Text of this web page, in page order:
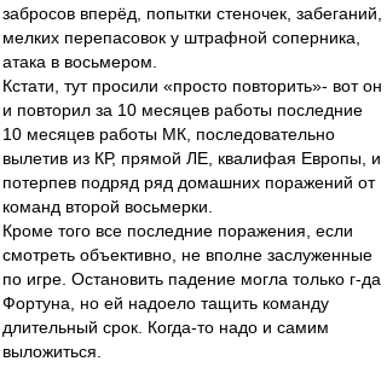
забросов вперёд, попытки стеночек, забеганий,
мелких перепасовок у штрафной соперника,
атака в восьмером.
Кстати, тут просили «просто повторить»- вот он
и повторил за 10 месяцев работы последние
10 месяцев работы МК, последовательно
вылетив из КР, прямой ЛЕ, квалифая Европы, и
потерпев подряд ряд домашних поражений от
команд второй восьмерки.
Кроме того все последние поражения, если
смотреть объективно, не вполне заслуженные
по игре. Остановить падение могла только г-да
Фортуна, но ей надоело тащить команду
длительный срок. Когда-то надо и самим
выложиться.